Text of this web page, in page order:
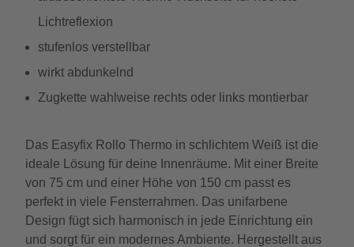
Lichtreflexion
stufenlos verstellbar
wirkt abdunkelnd
Zugkette wahlweise rechts oder links montierbar
Das Easyfix Rollo Thermo in schlichtem Weiß ist die
ideale Lösung für deine Innenräume. Mit einer Breite
von 75 cm und einer Höhe von 150 cm passt es
perfekt in viele Fensterrahmen. Das unifarbene
Design fügt sich harmonisch in jede Einrichtung ein
und sorgt für ein modernes Ambiente. Hergestellt aus